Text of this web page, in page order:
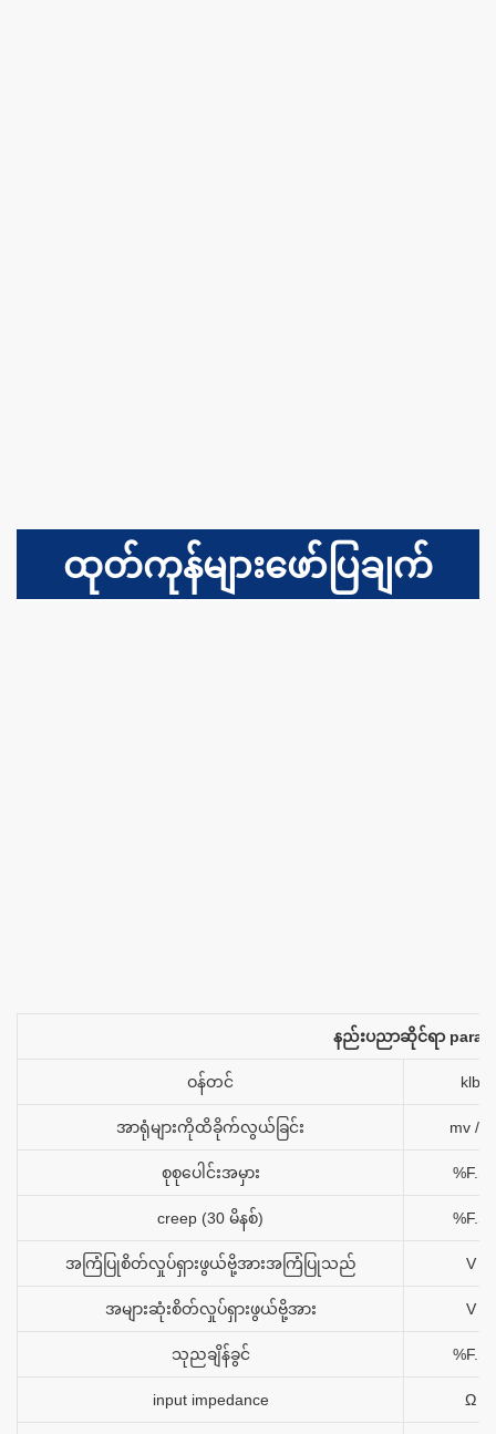
ထုတ်ကုန်များဖော်ပြချက်
နည်းပညာဆိုင်ရာ
ဝန်တင် klb
အာရုံများကိုထိခိုက်လွယ်ခြင်း mv / v
စုစုပေါင်းအမှား %F.S
creep (30 မိနစ်) %F.S
အကြံပြုစိတ်လှုပ်ရှားဖွယ်ဗို့အားအကြံပြုသည် V
အများဆုံးစိတ်လှုပ်ရှားဖွယ်ဗို့အား V
သုညချိန်ခွင် %F.S
input impedance Ω